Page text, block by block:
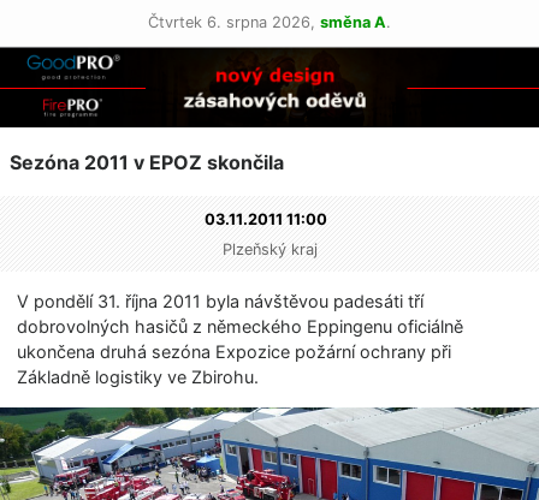
Čtvrtek 6. srpna 2026, směna A.
Sezóna 2011 v EPOZ skončila
03.11.2011 11:00
Plzeňský kraj
V pondělí 31. října 2011 byla návštěvou padesáti tří
dobrovolných hasičů z německého Eppingenu oficiálně
ukončena druhá sezóna Expozice požární ochrany při
Základně logistiky ve Zbirohu.